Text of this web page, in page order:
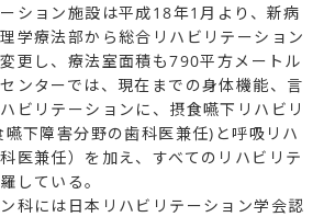
ション施設は平成18年1月より、新病
学療法部から総合リハビリテーション
更し、療法室面積も790平方メートル
ンターでは、現在までの身体機能、言
ビリテーションに、摂食嚥下リハビリ
下障害分野の歯科医兼任)と呼吸リハ
医兼任）を加え、すべてのリハビリテ
している。
科には日本リハビリテーション学会認